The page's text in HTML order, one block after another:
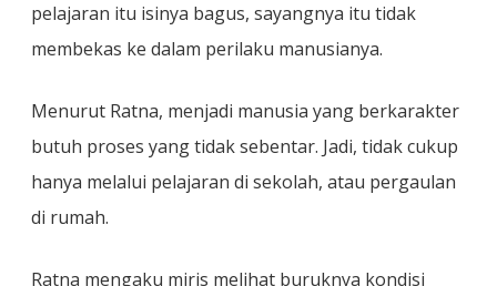
pelajaran itu isinya bagus, sayangnya itu tidak
membekas ke dalam perilaku manusianya.
Menurut Ratna, menjadi manusia yang berkarakter
butuh proses yang tidak sebentar. Jadi, tidak cukup
hanya melalui pelajaran di sekolah, atau pergaulan
di rumah.
Ratna mengaku miris melihat buruknya kondisi